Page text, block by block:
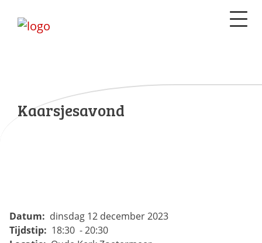
Kaarsjesavond
Datum: dinsdag 12 december 2023
Tijdstip: 18:30 - 20:30